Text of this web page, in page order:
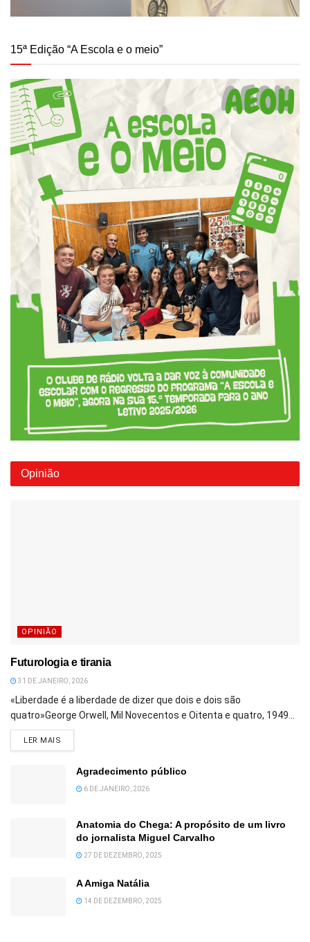
15ª Edição “A Escola e o meio”
Opinião
OPINIÃO
Futurologia e tirania
31 DE JANEIRO, 2026
«Liberdade é a liberdade de dizer que dois e dois são
quatro»George Orwell, Mil Novecentos e Oitenta e quatro, 1949...
LER MAIS
Agradecimento público
6 DE JANEIRO, 2026
Anatomia do Chega: A propósito de um livro
do jornalista Miguel Carvalho
27 DE DEZEMBRO, 2025
A Amiga Natália
14 DE DEZEMBRO, 2025